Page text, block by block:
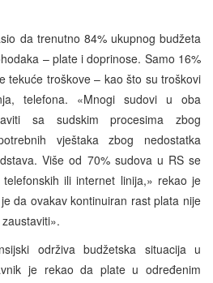
da trenutno 84% ukupnog budžeta
– plate i doprinose. Samo 16%
tekuće troškove – kao što su troškovi
telefona. «Mnogi sudovi u oba
sa sudskim procesima zbog
vještaka zbog nedostatka
Više od 70% sudova u RS se
ili internet linija,» rekao je
da ovakav kontinuiran rast plata nije
održiva budžetska situacija u
je rekao da plate u određenim